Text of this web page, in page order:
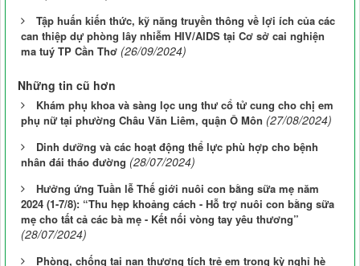
Tập huấn kiến thức, kỹ năng truyền thông về lợi ích của các
can thiệp dự phòng lây nhiễm HIV/AIDS tại Cơ sở cai nghiện
ma tuý TP Cần Thơ (26/09/2024)
Những tin cũ hơn
Khám phụ khoa và sàng lọc ung thư cổ tử cung cho chị em
phụ nữ tại phường Châu Văn Liêm, quận Ô Môn (27/08/2024)
Dinh dưỡng và các hoạt động thể lực phù hợp cho bệnh
nhân đái tháo đường (28/07/2024)
Hưởng ứng Tuần lễ Thế giới nuôi con bằng sữa mẹ năm
2024 (1-7/8): “Thu hẹp khoảng cách - Hỗ trợ nuôi con bằng sữa
mẹ cho tất cả các bà mẹ - Kết nối vòng tay yêu thương”
(28/07/2024)
Phòng, chống tai nạn thương tích trẻ em trong kỳ nghỉ hè